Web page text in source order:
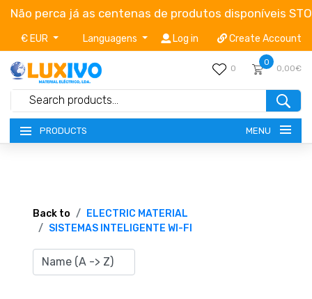
Não perca já as centenas de produtos disponíveis
€ EUR Languagens Log in Create Account
0
0
0,00€
PRODUCTS MENU
TERMS OF SERVICE
Back to
ELECTRIC MATERIAL
SISTEMAS INTELIGENTE WI-FI